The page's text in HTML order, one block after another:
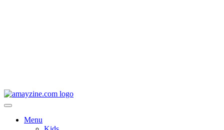
Menu